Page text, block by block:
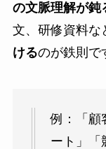
の文脈理解が鈍
文、研修資料な
けるのが鉄則で
例：「顧
ート」「